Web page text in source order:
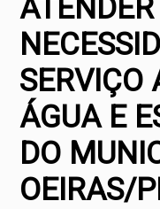
SERVIÇO
ÁGUA E
DO
OEIRAS/PI